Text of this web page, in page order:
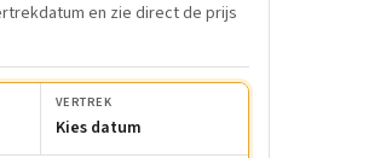
en zie direct de prijs
VERTREK
Kies datum